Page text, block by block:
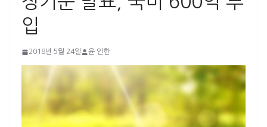
입
2018년 5월 24일 윤 인한